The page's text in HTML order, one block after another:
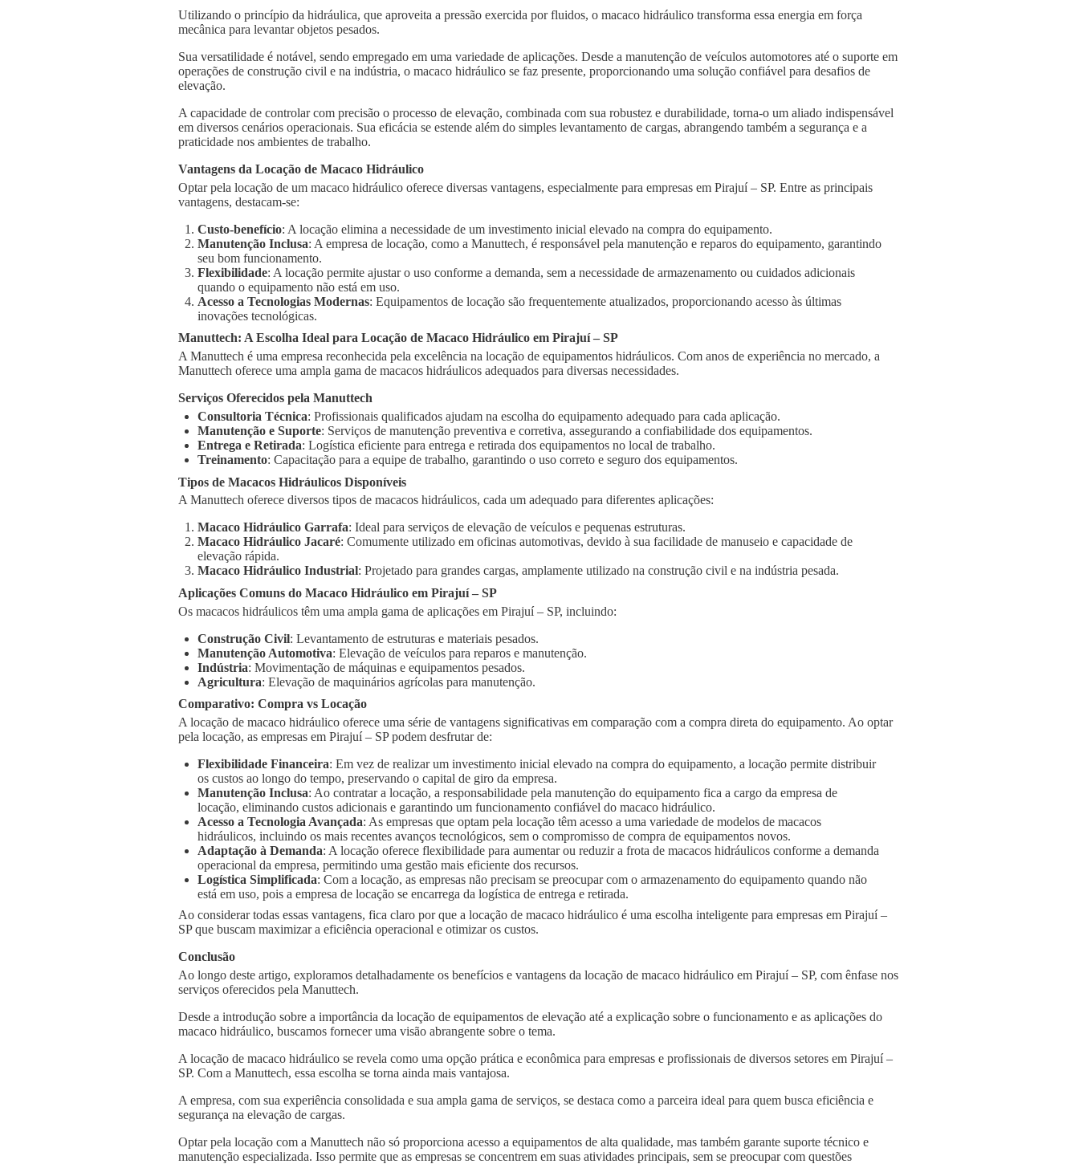
Utilizando o princípio da hidráulica, que aproveita a pressão exercida por fluidos, o macaco hidráulico transforma essa energia em força
mecânica para levantar objetos pesados.
Sua versatilidade é notável, sendo empregado em uma variedade de aplicações. Desde a manutenção de veículos automotores até o suporte em
operações de construção civil e na indústria, o macaco hidráulico se faz presente, proporcionando uma solução confiável para desafios de
elevação.
A capacidade de controlar com precisão o processo de elevação, combinada com sua robustez e durabilidade, torna-o um aliado indispensável
em diversos cenários operacionais. Sua eficácia se estende além do simples levantamento de cargas, abrangendo também a segurança e a
praticidade nos ambientes de trabalho.
Vantagens da Locação de Macaco Hidráulico
Optar pela locação de um macaco hidráulico oferece diversas vantagens, especialmente para empresas em Pirajuí – SP. Entre as principais
vantagens, destacam-se:
Custo-benefício: A locação elimina a necessidade de um investimento inicial elevado na compra do equipamento.
Manutenção Inclusa: A empresa de locação, como a Manuttech, é responsável pela manutenção e reparos do equipamento, garantindo
seu bom funcionamento.
Flexibilidade: A locação permite ajustar o uso conforme a demanda, sem a necessidade de armazenamento ou cuidados adicionais
quando o equipamento não está em uso.
Acesso a Tecnologias Modernas: Equipamentos de locação são frequentemente atualizados, proporcionando acesso às últimas
inovações tecnológicas.
Manuttech: A Escolha Ideal para Locação de Macaco Hidráulico em Pirajuí – SP
A Manuttech é uma empresa reconhecida pela excelência na locação de equipamentos hidráulicos. Com anos de experiência no mercado, a
Manuttech oferece uma ampla gama de macacos hidráulicos adequados para diversas necessidades.
Serviços Oferecidos pela Manuttech
Consultoria Técnica: Profissionais qualificados ajudam na escolha do equipamento adequado para cada aplicação.
Manutenção e Suporte: Serviços de manutenção preventiva e corretiva, assegurando a confiabilidade dos equipamentos.
Entrega e Retirada: Logística eficiente para entrega e retirada dos equipamentos no local de trabalho.
Treinamento: Capacitação para a equipe de trabalho, garantindo o uso correto e seguro dos equipamentos.
Tipos de Macacos Hidráulicos Disponíveis
A Manuttech oferece diversos tipos de macacos hidráulicos, cada um adequado para diferentes aplicações:
Macaco Hidráulico Garrafa: Ideal para serviços de elevação de veículos e pequenas estruturas.
Macaco Hidráulico Jacaré: Comumente utilizado em oficinas automotivas, devido à sua facilidade de manuseio e capacidade de
elevação rápida.
Macaco Hidráulico Industrial: Projetado para grandes cargas, amplamente utilizado na construção civil e na indústria pesada.
Aplicações Comuns do Macaco Hidráulico em Pirajuí – SP
Os macacos hidráulicos têm uma ampla gama de aplicações em Pirajuí – SP, incluindo:
Construção Civil: Levantamento de estruturas e materiais pesados.
Manutenção Automotiva: Elevação de veículos para reparos e manutenção.
Indústria: Movimentação de máquinas e equipamentos pesados.
Agricultura: Elevação de maquinários agrícolas para manutenção.
Comparativo: Compra vs Locação
A locação de macaco hidráulico oferece uma série de vantagens significativas em comparação com a compra direta do equipamento. Ao optar
pela locação, as empresas em Pirajuí – SP podem desfrutar de:
Flexibilidade Financeira: Em vez de realizar um investimento inicial elevado na compra do equipamento, a locação permite distribuir
os custos ao longo do tempo, preservando o capital de giro da empresa.
Manutenção Inclusa: Ao contratar a locação, a responsabilidade pela manutenção do equipamento fica a cargo da empresa de
locação, eliminando custos adicionais e garantindo um funcionamento confiável do macaco hidráulico.
Acesso a Tecnologia Avançada: As empresas que optam pela locação têm acesso a uma variedade de modelos de macacos
hidráulicos, incluindo os mais recentes avanços tecnológicos, sem o compromisso de compra de equipamentos novos.
Adaptação à Demanda: A locação oferece flexibilidade para aumentar ou reduzir a frota de macacos hidráulicos conforme a demanda
operacional da empresa, permitindo uma gestão mais eficiente dos recursos.
Logística Simplificada: Com a locação, as empresas não precisam se preocupar com o armazenamento do equipamento quando não
está em uso, pois a empresa de locação se encarrega da logística de entrega e retirada.
Ao considerar todas essas vantagens, fica claro por que a locação de macaco hidráulico é uma escolha inteligente para empresas em Pirajuí –
SP que buscam maximizar a eficiência operacional e otimizar os custos.
Conclusão
Ao longo deste artigo, exploramos detalhadamente os benefícios e vantagens da locação de macaco hidráulico em Pirajuí – SP, com ênfase nos
serviços oferecidos pela Manuttech.
Desde a introdução sobre a importância da locação de equipamentos de elevação até a explicação sobre o funcionamento e as aplicações do
macaco hidráulico, buscamos fornecer uma visão abrangente sobre o tema.
A locação de macaco hidráulico se revela como uma opção prática e econômica para empresas e profissionais de diversos setores em Pirajuí –
SP. Com a Manuttech, essa escolha se torna ainda mais vantajosa.
A empresa, com sua experiência consolidada e sua ampla gama de serviços, se destaca como a parceira ideal para quem busca eficiência e
segurança na elevação de cargas.
Optar pela locação com a Manuttech não só proporciona acesso a equipamentos de alta qualidade, mas também garante suporte técnico e
manutenção especializada. Isso permite que as empresas se concentrem em suas atividades principais, sem se preocupar com questões